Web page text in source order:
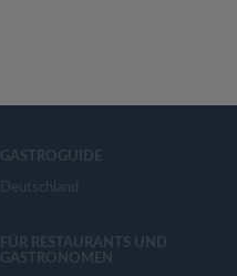
GASTROGUIDE
Deutschland
FÜR RESTAURANTS UND
GASTRONOMEN